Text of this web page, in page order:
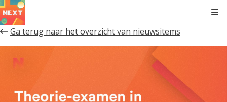
Ga terug naar het overzicht van nieuwsitems